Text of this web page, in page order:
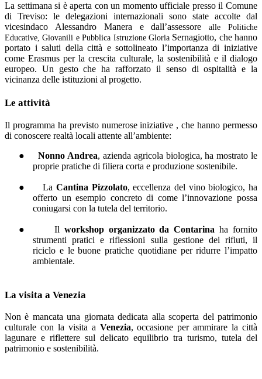
La settimana si è aperta con un momento ufficiale presso il Comune
di Treviso: le delegazioni internazionali sono state accolte dal
vicesindaco Alessandro Manera e dall’assessorealle Politiche
Educative, Giovanili e Pubblica Istruzione Gloria Sernagiotto, che hanno
portato i saluti della città e sottolineato l’importanza di iniziative
come Erasmus per la crescita culturale, la sostenibilità e il dialogo
europeo. Un gesto che ha rafforzato il senso di ospitalità e la
vicinanza delle istituzioni al progetto.
Le attività
Il programma ha previsto numerose iniziative , che hanno permesso
di conoscere realtà locali attente all’ambiente:
●
Nonno Andrea, azienda agricola biologica, ha mostrato le
proprie pratiche di filiera corta e produzione sostenibile.
● La Cantina Pizzolato, eccellenza del vino biologico, ha
offerto un esempio concreto di come l’innovazione possa
coniugarsi con la tutela del territorio.
● Il workshop organizzato da Contarina ha fornito
strumenti pratici e riflessioni sulla gestione dei rifiuti, il
riciclo e le buone pratiche quotidiane per ridurre l’impatto
ambientale.
La visita a Venezia
Non è mancata una giornata dedicata alla scoperta del patrimonio
culturale con la visita a Venezia, occasione per ammirare la città
lagunare e riflettere sul delicato equilibrio tra turismo, tutela del
patrimonio e sostenibilità.